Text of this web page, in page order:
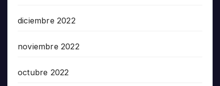
diciembre 2022
noviembre 2022
octubre 2022